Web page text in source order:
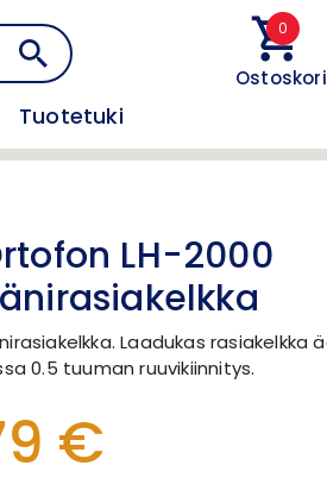
Ostoskori
0
Tuotetuki
LH-2000
Laadukas rasiakelkka
0.5 tuuman ruuvikiinnitys.
€